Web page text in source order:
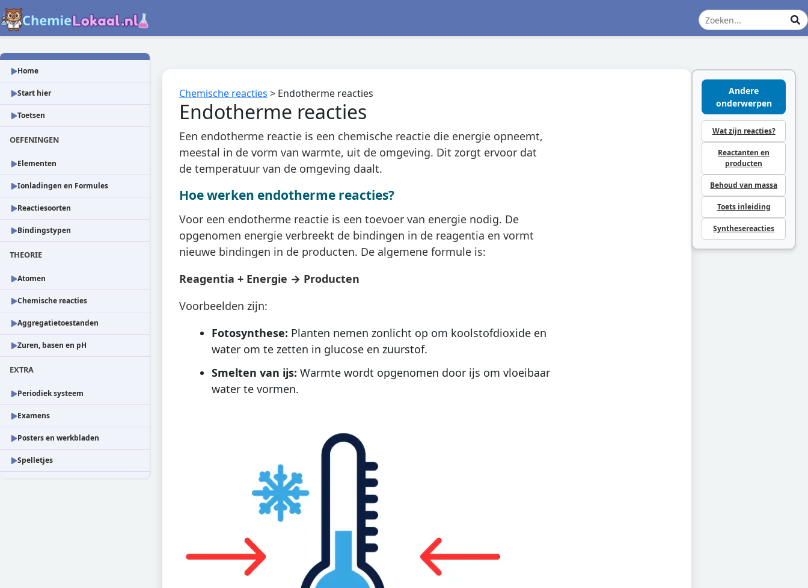
Home
Start hier
Toetsen
OEFENINGEN
Elementen
Ionladingen en Formules
Reactiesoorten
Bindingstypen
THEORIE
Atomen
Chemische reacties
Aggregatietoestanden
Zuren, basen en pH
EXTRA
Periodiek systeem
Examens
Posters en werkbladen
Spelletjes
Chemische reacties > Endotherme reacties
Endotherme reacties
Een endotherme reactie is een chemische reactie die energie opneemt,
meestal in de vorm van warmte, uit de omgeving. Dit zorgt ervoor dat
de temperatuur van de omgeving daalt.
Hoe werken endotherme reacties?
Voor een endotherme reactie is een toevoer van energie nodig. De
opgenomen energie verbreekt de bindingen in de reagentia en vormt
nieuwe bindingen in de producten. De algemene formule is:
Reagentia + Energie → Producten
Voorbeelden zijn:
Fotosynthese: Planten nemen zonlicht op om koolstofdioxide en
water om te zetten in glucose en zuurstof.
Smelten van ijs: Warmte wordt opgenomen door ijs om vloeibaar
water te vormen.
Andere
onderwerpen
Wat zijn reacties?
Reactanten en
producten
Behoud van massa
Toets inleiding
Synthesereacties